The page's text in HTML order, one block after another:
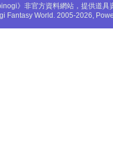
》非官方資料網站，提供道
Fantasy World. 2005-2026,